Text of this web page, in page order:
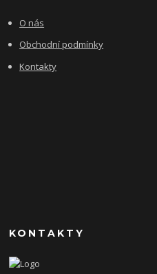
O nás
Obchodní podmínky
Kontakty
KONTAKTY